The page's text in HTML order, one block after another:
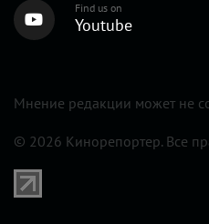
Find us on
Youtube
Мнение редакции может не
© 2026 Кинорепортер. Все